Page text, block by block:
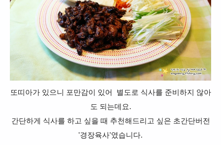
또띠아가 있으니 포만감이 있어 별도로 식사를 준비하지 않아
도 되는데요.
간단하게 식사를 하고 싶을 때 추천해드리고 싶은 초간단버전
'경장육사'였습니다.